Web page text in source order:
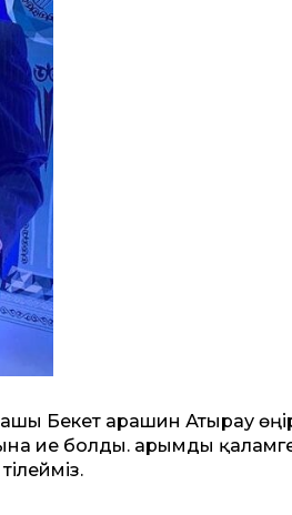
Бекет Қарашин Атырау
ие болды. Қарымды